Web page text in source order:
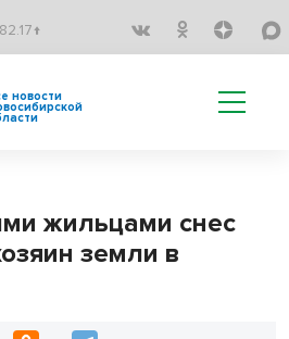
новости
жильцами снес
земли в